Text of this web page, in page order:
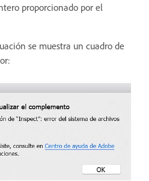
proporcionado por el
se muestra un cuadro de